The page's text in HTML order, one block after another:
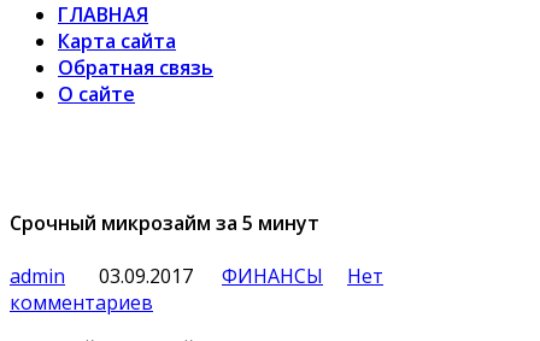
ГЛАВНАЯ
Карта сайта
Обратная связь
О сайте
Срочный микрозайм за 5 минут
admin
03.09.2017 ФИНАНСЫ
Нет
комментариев